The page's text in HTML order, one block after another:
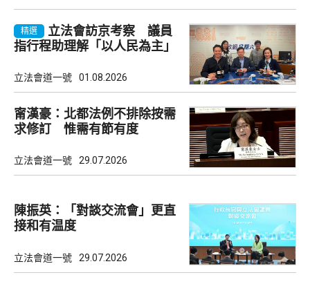
精選
立法會訪京考察 議員
指行程助理解「以人民為主」
立法會道一號 01.08.2026
甯漢豪：北都法例不排除按需
求修訂 惟需有節有度
立法會道一號 29.07.2026
陳振英：「對談交流會」更直
接和有温度
立法會道一號 29.07.2026